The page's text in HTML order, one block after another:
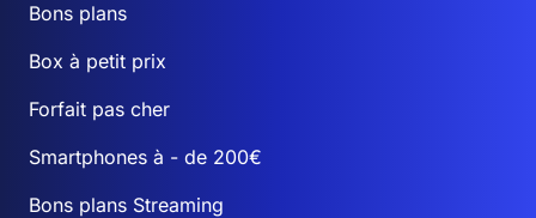
Bons plans
Box à petit prix
Forfait pas cher
Smartphones à - de 200€
Bons plans Streaming